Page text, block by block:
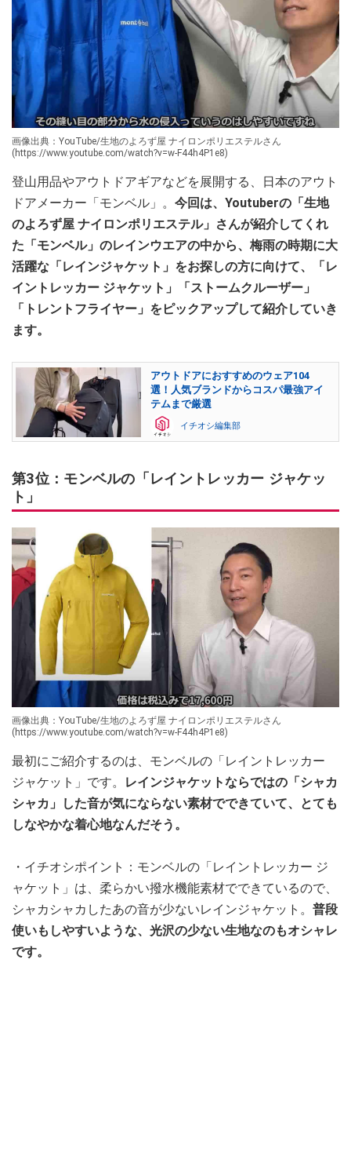
画像出典：YouTube/生地のよろず屋 ナイロンポリエステルさん
(https://www.youtube.com/watch?v=w-F44h4P1e8)
登山用品やアウトドアギアなどを展開する、日本のアウト
ドアメーカー「モンベル」。 今回は、Youtuberの「生地
のよろず屋 ナイロンポリエステル」さんが紹介してくれ
た「モンベル」のレインウエアの中から、梅雨の時期に大
活躍な「レインジャケット」をお探しの方に向けて、「レ
イントレッカー ジャケット」「ストームクルーザー」
「トレントフライヤー」をピックアップして紹介していき
ます。
アウトドアにおすすめのウェア104
選！人気ブランドからコスパ最強アイ
テムまで厳選
イチオシ編集部
第3位：モンベルの「レイントレッカー ジャケッ
ト」
画像出典：YouTube/生地のよろず屋 ナイロンポリエステルさん
(https://www.youtube.com/watch?v=w-F44h4P1e8)
最初にご紹介するのは、モンベルの「レイントレッカー
ジャケット」です。
レインジャケットならではの「シャカ
シャカ」した音が気にならない素材でできていて、とても
しなやかな着心地なんだそう。
・イチオシポイント：モンベルの「レイントレッカー ジ
ャケット」は、柔らかい撥水機能素材でできているので、
シャカシャカしたあの音が少ないレインジャケット。 普段
使いもしやすいような、光沢の少ない生地なのもオシャレ
です。